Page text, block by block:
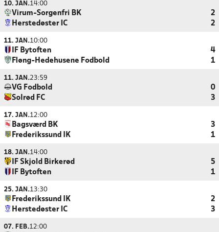
10. JAN.14:00
Virum-Sorgenfri BK
2
Herstedøster IC
2
11. JAN.10:00
IF Bytoften
4
Fløng-Hedehusene Fodbold
1
11. JAN.23:59
VG Fodbold
0
Solrød FC
3
17. JAN.12:00
Bagsværd BK
3
Frederikssund IK
1
18. JAN.14:00
IF Skjold Birkerød
5
IF Bytoften
1
25. JAN.13:30
Frederikssund IK
2
Herstedøster IC
3
07. FEB.12:00